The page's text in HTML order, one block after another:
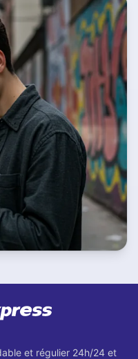
et régulier 24h/24 et